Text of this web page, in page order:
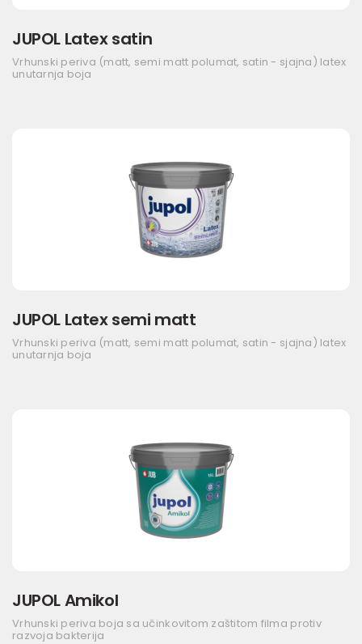
JUPOL Latex satin
Vrhunski periva (matt, semi matt polumat, satin - sjajna) latex
unutarnja boja
JUPOL Latex semi matt
Vrhunski periva (matt, semi matt polumat, satin - sjajna) latex
unutarnja boja
JUPOL Amikol
Vrhunski periva boja sa učinkovitom zaštitom filma protiv
razvoja bakterija